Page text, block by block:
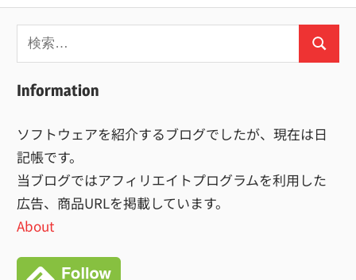
検
索:
検
Information
ソフトウェアを紹介するブログでしたが、現在は日
記帳です。
当ブログではアフィリエイトプログラムを利用した
広告、商品URLを掲載しています。
About